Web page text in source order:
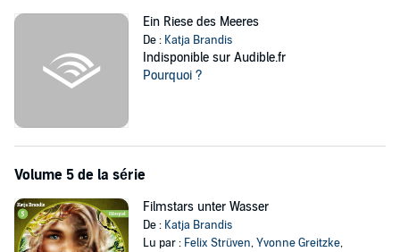
Ein Riese des Meeres
De : Katja Brandis
Indisponible sur Audible.fr
Pourquoi ?
Volume 5 de la série
Filmstars unter Wasser
De : Katja Brandis
Lu par : Felix Strüven,Yvonne Greitzke,